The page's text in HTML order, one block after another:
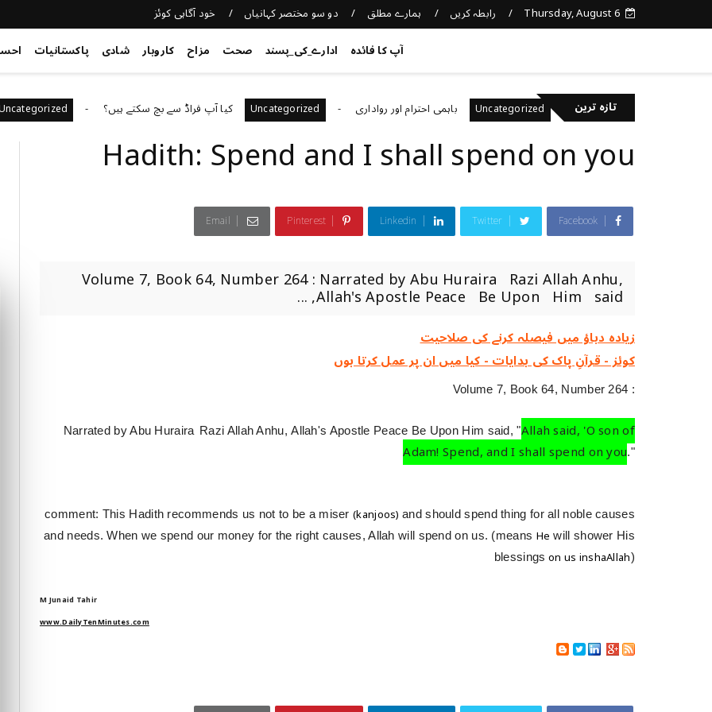
Thursday, August 6 رابطہ کریں ہمارے مطلق دو سو مختصر کہانیاں خود آگاہی کوئز
آپ کا فائدہ ادارے_کی_پسند صحت مزاح کاروبار شادی پاکستانیات
تازہ ترینکیسے پہچانیں؟ Uncategorized باہمی احترام اور رواداری Uncategorized کیا آپ فراڈ سے بچ سکتے ہیں؟ Uncategorized آپ
Hadith: Spend and I shall spend on you
Facebook
Twitter
Linkedin
Pinterest
Email
Volume 7, Book 64, Number 264 : Narrated by Abu Huraira Razi Allah Anhu,
Allah's Apostle Peace Be Upon Him said, ...
زیادہ دباؤ میں فیصلہ کرنے کی صلاحیت
کوئز - قرآنِ پاک کی ہدایات - کیا میں ان پر عمل کرتا ہوں
Volume 7, Book 64, Number 264 :
Narrated by Abu Huraira Razi Allah Anhu, Allah's Apostle Peace Be Upon Him said, "Allah said, 'O son of
Adam! Spend, and I shall spend on you."
comment: This Hadith recommends us not to be a miser(kanjoos)and should spend thing for all noble causes
and needs. When we spend our money for the right causes, Allah will spend on us. (means He will shower His
blessings on us inshaAllah)
M Junaid Tahir
www.DailyTenMinutes.com